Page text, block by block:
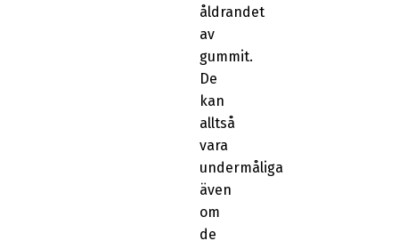
åldrandet
av
gummit.
De
kan
alltså
vara
undermåliga
även
om
de